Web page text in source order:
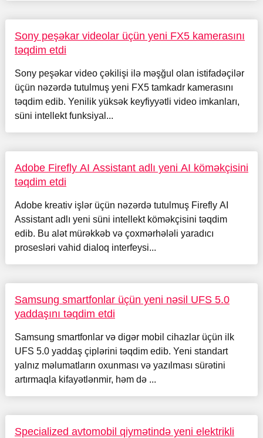
Sony peşəkar videolar üçün yeni FX5 kamerasını
təqdim etdi
Sony peşəkar video çəkilişi ilə məşğul olan istifadəçilər
üçün nəzərdə tutulmuş yeni FX5 tamkadr kamerasını
təqdim edib. Yenilik yüksək keyfiyyətli video imkanları,
süni intellekt funksiyal...
Adobe Firefly AI Assistant adlı yeni AI köməkçisini
təqdim etdi
Adobe kreativ işlər üçün nəzərdə tutulmuş Firefly AI
Assistant adlı yeni süni intellekt köməkçisini təqdim
edib. Bu alət mürəkkəb və çoxmərhələli yaradıcı
prosesləri vahid dialoq interfeysi...
Samsung smartfonlar üçün yeni nəsil UFS 5.0
yaddaşını təqdim etdi
Samsung smartfonlar və digər mobil cihazlar üçün ilk
UFS 5.0 yaddaş çiplərini təqdim edib. Yeni standart
yalnız məlumatların oxunması və yazılması sürətini
artırmaqla kifayətlənmir, həm də ...
Specialized avtomobil qiymətində yeni elektrikli